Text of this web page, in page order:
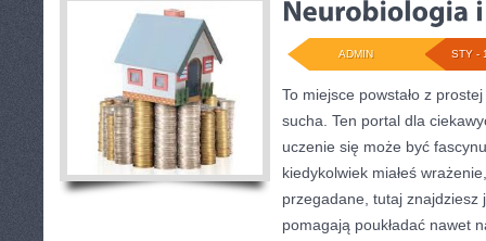
STY -
ADMIN
To miejsce powstało z
sucha. Ten portal dla
uczenie się może być
kiedykolwiek miałeś
przegadane, tutaj znajdziesz
pomagają poukładać nawet